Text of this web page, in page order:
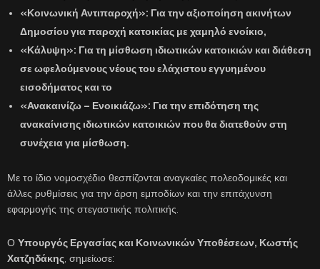
«Κοινωνική Αντιπαροχή»: Για την αξιοποίηση ακινήτων
Δημοσίου για παροχή κατοικίας με χαμηλό ενοίκιο,
«Κάλυψη»: Για τη μίσθωση ιδιωτικών κατοικιών και διάθεση
σε ωφελούμενους νέους του ελάχιστου εγγυημένου
εισοδήματος και το
«Ανακαινίζω – Ενοικιάζω»: Για την επιδότηση της
ανακαίνισης ιδιωτικών κατοικιών που θα διατεθούν στη
συνέχεια για μίσθωση.
Με το ίδιο νομοσχέδιο θεσπίζονται αναγκαίες πολεοδομικές και
άλλες ρυθμίσεις για την άρση εμποδίων και την επιτάχυνση
εφαρμογής της στεγαστικής πολιτικής.
Ο Υπουργός Εργασίας και Κοινωνικών Υποθέσεων, Κωστής
Χατζηδάκης , σημείωσε: